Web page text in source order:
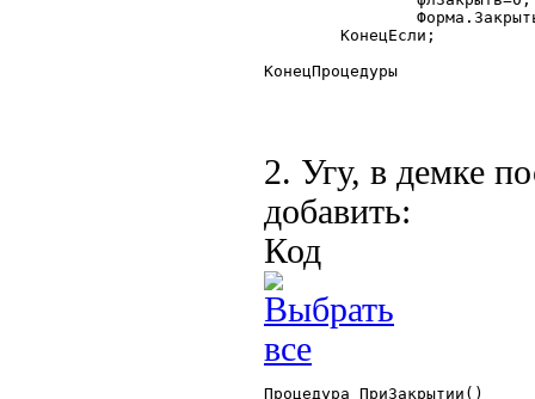
КонецПроцедуры
2. Угу, в демке
добавить:
Код
Процедура ПриЗакрытии()